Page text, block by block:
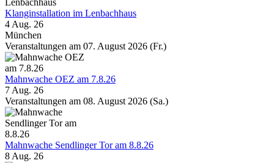
Klanginstallation im Lenbachhaus
4 Aug. 26
München
Veranstaltungen am 07. August 2026 (Fr.)
Mahnwache OEZ am 7.8.26
7 Aug. 26
Veranstaltungen am 08. August 2026 (Sa.)
Mahnwache Sendlinger Tor am 8.8.26
8 Aug. 26